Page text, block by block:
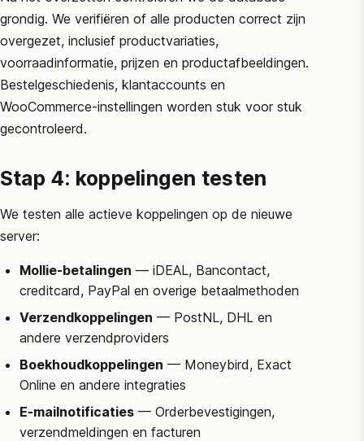
grondig. We verifiëren of alle producten correct zijn
overgezet, inclusief productvariaties,
voorraadinformatie, prijzen en productafbeeldingen.
Bestelgeschiedenis, klantaccounts en
WooCommerce-instellingen worden stuk voor stuk
gecontroleerd.
Stap 4: koppelingen testen
We testen alle actieve koppelingen op de nieuwe
server:
Mollie-betalingen — iDEAL, Bancontact,
creditcard, PayPal en overige betaalmethoden
Verzendkoppelingen — PostNL, DHL en
andere verzendproviders
Boekhoudkoppelingen — Moneybird, Exact
Online en andere integraties
E-mailnotificaties — Orderbevestigingen,
verzendmeldingen en facturen